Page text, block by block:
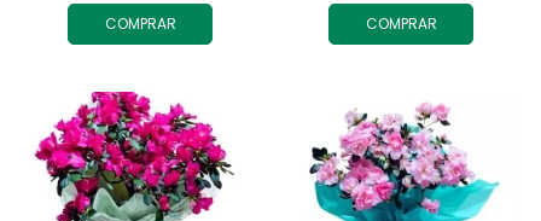
COMPRAR COMPRAR